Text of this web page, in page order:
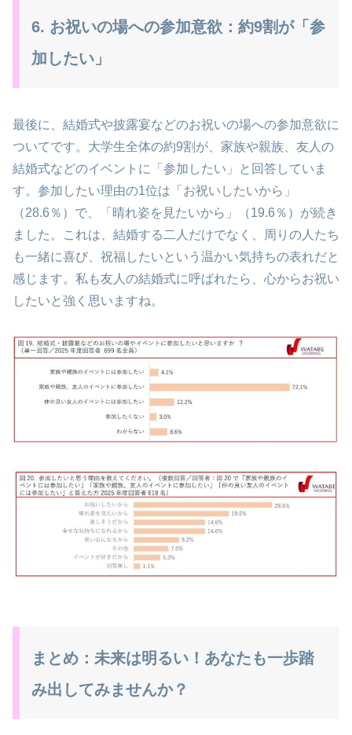
6. お祝いの場への参加意欲：約9割が「参
加したい」
最後に、結婚式や披露宴などのお祝いの場への参加意欲に
ついてです。大学生全体の約9割が、家族や親族、友人の
結婚式などのイベントに「参加したい」と回答していま
す。参加したい理由の1位は「お祝いしたいから」
（28.6％）で、「晴れ姿を見たいから」（19.6％）が続き
ました。これは、結婚する二人だけでなく、周りの人たち
も一緒に喜び、祝福したいという温かい気持ちの表れだと
感じます。私も友人の結婚式に呼ばれたら、心からお祝い
したいと強く思いますね。
まとめ：未来は明るい！あなたも一歩踏
み出してみませんか？